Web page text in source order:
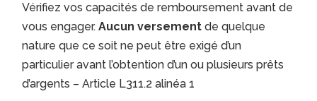
Vérifiez vos capacités de remboursement avant de
vous engager.Aucun versement de quelque
nature que ce soit ne peut être exigé d’un
particulier avant l’obtention d’un ou plusieurs prêts
d’argents – Article L311.2 alinéa 1